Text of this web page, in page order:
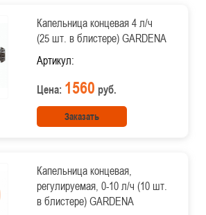
Капельница концевая 4 л/ч
(25 шт. в блистере) GARDENA
Артикул:
Цена: 1560 руб.
Заказать
Капельница концевая,
регулируемая, 0-10 л/ч (10 шт.
в блистере) GARDENA